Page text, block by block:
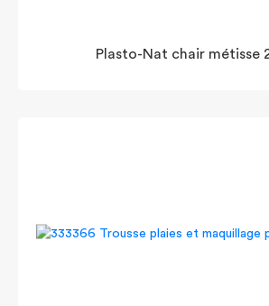
Plasto-Nat chair métisse